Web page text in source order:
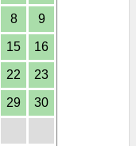
8 9
15 16
22 23
29 30